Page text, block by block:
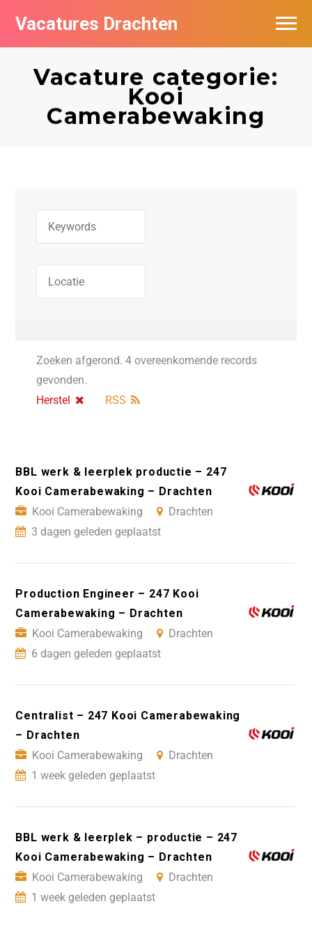
Vacatures Drachten
Vacature categorie:
Kooi
Camerabewaking
Zoeken afgerond. 4 overeenkomende records
gevonden.
Herstel
RSS
BBL werk & leerplek productie – 247
Kooi Camerabewaking – Drachten
Kooi Camerabewaking
Drachten
3 dagen geleden geplaatst
Production Engineer – 247 Kooi
Camerabewaking – Drachten
Kooi Camerabewaking
Drachten
6 dagen geleden geplaatst
Centralist – 247 Kooi Camerabewaking
– Drachten
Kooi Camerabewaking
Drachten
1 week geleden geplaatst
BBL werk & leerplek – productie – 247
Kooi Camerabewaking – Drachten
Kooi Camerabewaking
Drachten
1 week geleden geplaatst
Vacatures per bedrijf in Drachten
De populairste vacatures in Drachten
Nieuwsbrief feed